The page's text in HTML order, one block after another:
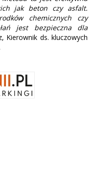
jak beton czy asfalt.
chemicznych czy
jest bezpieczna dla
Kierownik ds. kluczowych